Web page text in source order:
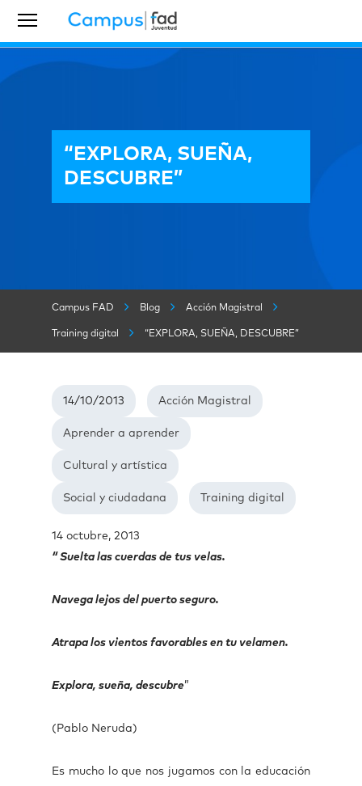
“EXPLORA, SUEÑA,
DESCUBRE”
Campus FAD Blog Acción Magistral
Training digital “EXPLORA, SUEÑA, DESCUBRE”
14/10/2013 Acción Magistral
Aprender a aprender
Cultural y artística
Social y ciudadana Training digital
14 octubre, 2013
“ Suelta las cuerdas de tus velas.
Navega lejos del puerto seguro.
Atrapa los vientos favorables en tu velamen.
Explora, sueña, descubre”
(Pablo Neruda)
Es mucho lo que nos jugamos con la educación